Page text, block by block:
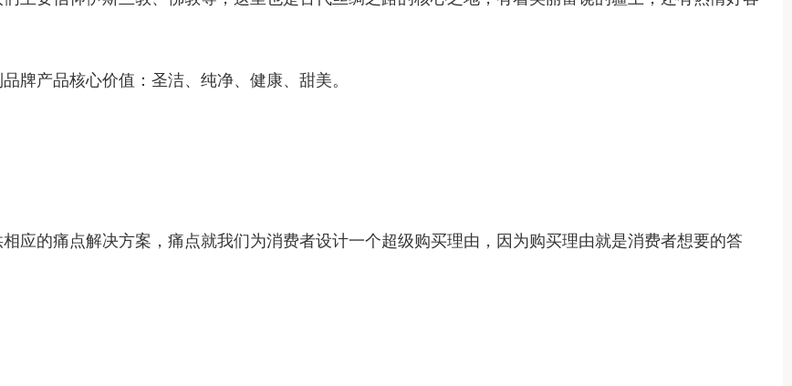
牌产品核心价值： 圣洁、纯净、健康、甜美。
应的痛点解决方案，痛点就我们为消费者设计一个超级购买理由，因为购买理由就是消费者想要的答